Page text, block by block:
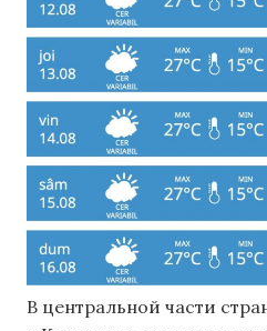
В центральной части